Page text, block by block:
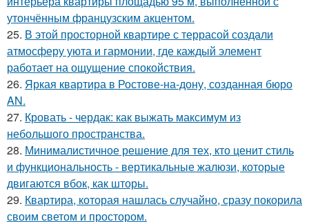
утончённым французским акцентом.
25. В этой просторной квартире с террасой создали
атмосферу уюта и гармонии, где каждый элемент
работает на ощущение спокойствия.
26. Яркая квартира в Ростове-на-дону, созданная бюро
AN.
27. Кровать - чердак: как выжать максимум из
небольшого пространства.
28. Минималистичное решение для тех, кто ценит стиль
и функциональность - вертикальные жалюзи, которые
двигаются вбок, как шторы.
29. Квартира, которая нашлась случайно, сразу покорила
своим светом и простором.